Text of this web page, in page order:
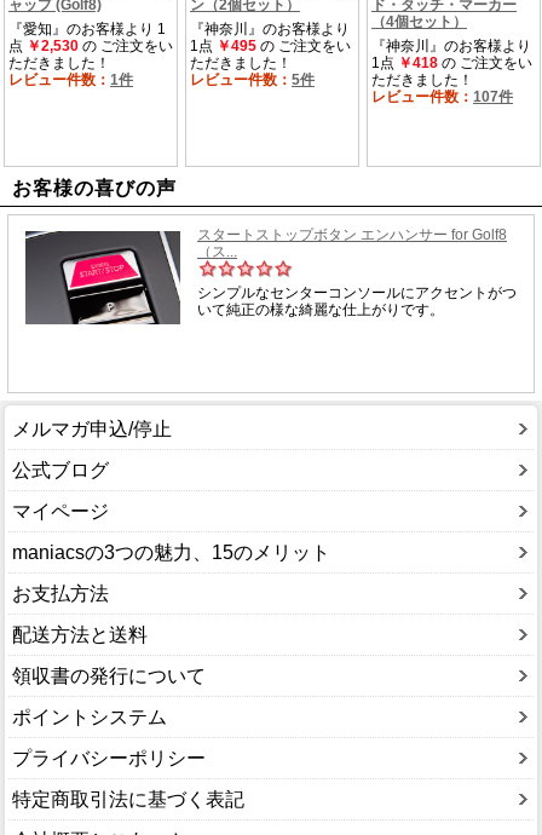
お客様の喜びの声
メルマガ申込/停止
公式ブログ
マイページ
maniacsの3つの魅力、15のメリット
お支払方法
配送方法と送料
領収書の発行について
ポイントシステム
プライバシーポリシー
特定商取引法に基づく表記